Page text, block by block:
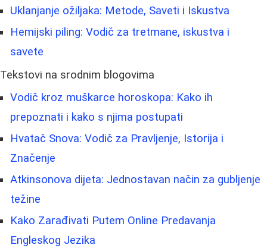
Uklanjanje ožiljaka: Metode, Saveti i Iskustva
Hemijski piling: Vodič za tretmane, iskustva i
savete
Tekstovi na srodnim blogovima
Vodič kroz muškarce horoskopa: Kako ih
prepoznati i kako s njima postupati
Hvatač Snova: Vodič za Pravljenje, Istorija i
Značenje
Atkinsonova dijeta: Jednostavan način za gubljenje
težine
Kako Zarađivati Putem Online Predavanja
Engleskog Jezika